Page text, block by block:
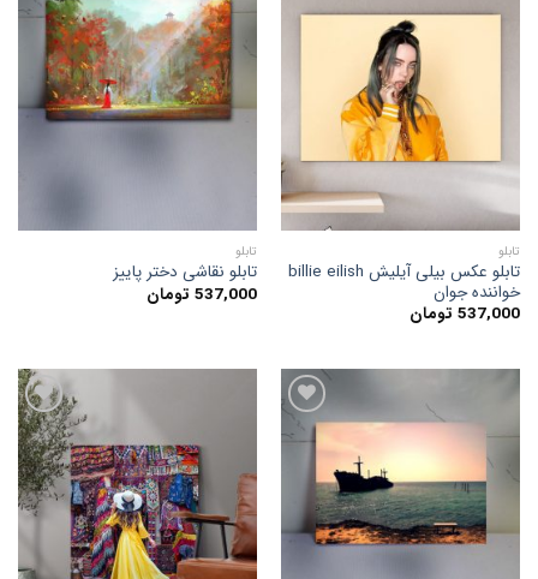
تابلو
تابلو عکس بیلی آیلیش billie eilish
خواننده جوان
537,000 تومان
افزودن
به
علاقه
مندی
ها
تابلو
تابلو نقاشی دختر پاییز
537,000 تومان
به
علاقه
مندی
ها
افزودن
به
علاقه
مندی